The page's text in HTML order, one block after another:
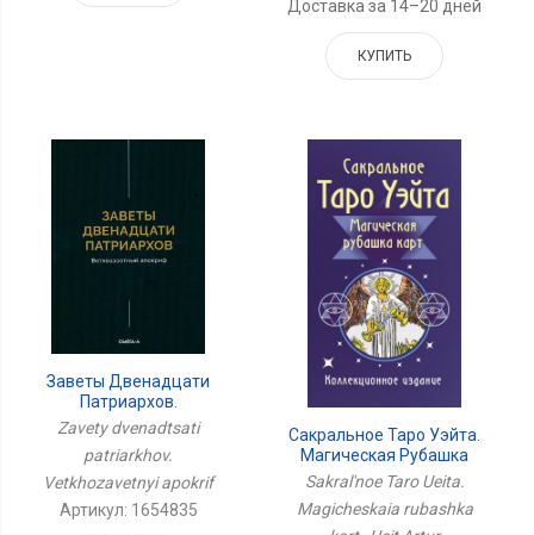
Доставка за 14–20 дней
КУПИТЬ
Заветы Двенадцати
Патриархов.
Ветхозаветный
Апокриф
Zavety dvenadtsati
patriarkhov.
Vetkhozavetnyi apokrif
Артикул: 1654835
Сакральное Таро Уэйта.
Магическая Рубашка
Карт
Sakral'noe Taro Ueita.
Magicheskaia rubashka